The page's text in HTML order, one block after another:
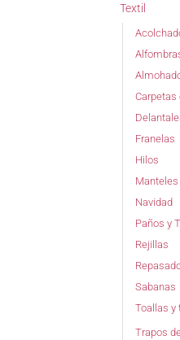
Textil
Carpetas
Franelas
Hilos
Manteles
Navidad
Paños y
Rejillas
Sabanas
Toallas y
Trapos